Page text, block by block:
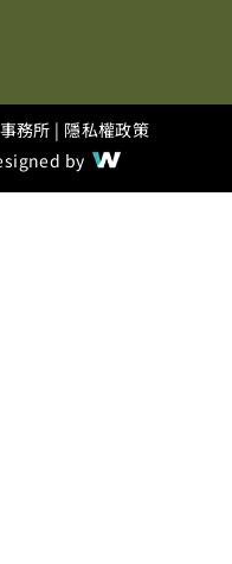
務所 | 隱私權政策
by